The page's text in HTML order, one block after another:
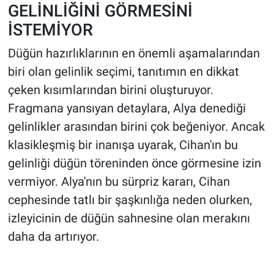
GELİNLİĞİNİ GÖRMESİNİ
İSTEMİYOR
Düğün hazırlıklarının en önemli aşamalarından
biri olan gelinlik seçimi, tanıtımın en dikkat
çeken kısımlarından birini oluşturuyor.
Fragmana yansıyan detaylara, Alya denediği
gelinlikler arasından birini çok beğeniyor. Ancak
klasikleşmiş bir inanışa uyarak, Cihan'ın bu
gelinliği düğün töreninden önce görmesine izin
vermiyor. Alya'nın bu sürpriz kararı, Cihan
cephesinde tatlı bir şaşkınlığa neden olurken,
izleyicinin de düğün sahnesine olan merakını
daha da artırıyor.